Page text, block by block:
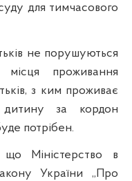
для тимчасового
не порушуються
місця проживання
з ким проживає
дитину за кордон
потрібен.
що Міністерство в
України „Про